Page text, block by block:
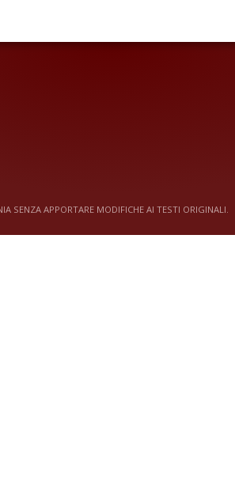
SENZA APPORTARE MODIFICHE AI TESTI ORIGINALI.